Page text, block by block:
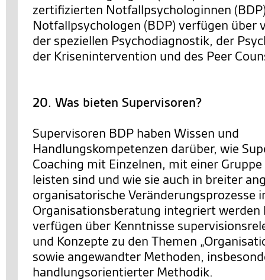
zertifizierten Notfallpsychologinnen
Notfallpsychologen (BDP) verfügen über
der speziellen Psychodiagnostik, der
der Krisenintervention und des Peer
20. Was bieten Supervisoren?
Supervisoren BDP haben Wissen und
Handlungskompetenzen darüber, wie
Coaching mit Einzelnen, mit einer
leisten sind und wie sie auch in breiter
organisatorische Veränderungsprozesse
Organisationsberatung integriert werden
verfügen über Kenntnisse
und Konzepte zu den Themen
sowie angewandter Methoden,
handlungsorientierter Methodik.